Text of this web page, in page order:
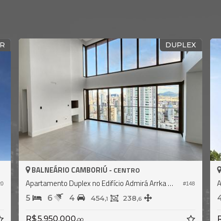
MAR MOBILIADO - VISTA MAR
ITAPEMA -MEIA PRAIA
Apartamento Duplex no Edifício Dubai Tower Residence
5 7 5 600,0 371,